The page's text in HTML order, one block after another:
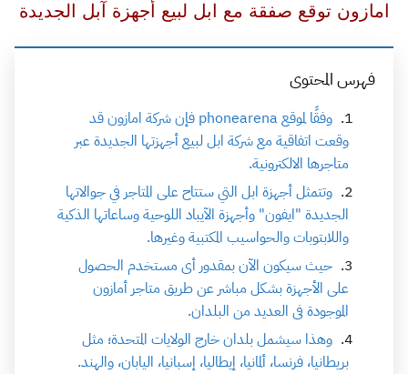
امازون توقع صفقة مع ابل لبيع أجهزة آبل الجديدة
فهرس المحتوى
وفقًا لموقع phonearena فإن شركة امازون قد
وقعت اتفاقية مع شركة ابل لبيع أجهزتها الجديدة عبر
متاجرها الالكترونية.
وتتمثل أجهزة ابل التي ستتاح على المتاجر في جوالاتها
الجديدة "ايفون" وأجهزة الآيباد اللوحية وساعاتها الذكية
واللابتوبات والحواسيب المكتبية وغيرها.
حيث سيكون الآن بمقدور أى مستخدم الحصول
على الأجهزة بشكل مباشر عن طريق متاجر أمازون
الموجودة فى العديد من البلدان.
وهذا سيشمل بلدان خارج الولايات المتحدة؛ مثل
بريطانيا، فرنسا، ألمانيا، إيطاليا، إسبانيا، اليابان، والهند.